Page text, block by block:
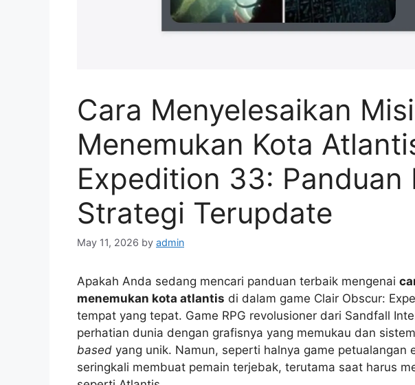
Cara Menyelesaikan Misi
Menemukan Kota
Expedition 33: Panduan
Strategi Terupdate
May 11, 2026 by admin
Apakah Anda sedang mencari panduan terbaik mengenai
menemukan kota atlantis di dalam game Clair Obscur:
tempat yang tepat. Game RPG revolusioner dari Sandfall
perhatian dunia dengan grafisnya yang memukau dan
based yang unik. Namun, seperti halnya game petualangan
seringkali membuat pemain terjebak, terutama saat harus